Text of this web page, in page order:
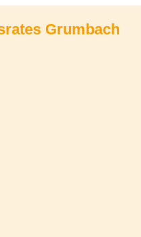
Grumbach